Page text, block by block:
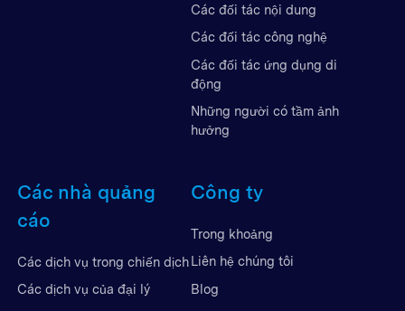
Các đối tác nội dung
Các đối tác công nghệ
Các đối tác ứng dụng di
động
Những người có tầm ảnh
hưởng
Các nhà quảng
cáo
Các dịch vụ trong chiến dịch
Các dịch vụ của đại lý
Công ty
Trong khoảng
Liên hệ chúng tôi
Blog